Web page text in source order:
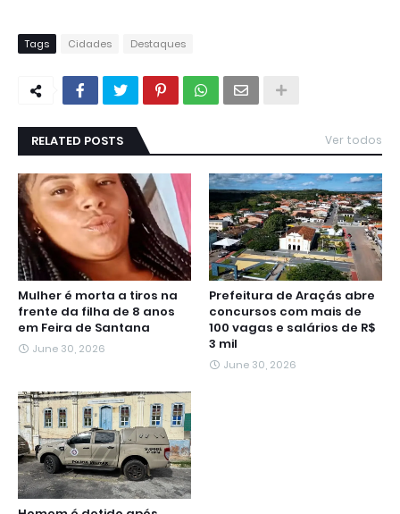
Tags Cidades Destaques
RELATED POSTS Ver todos
Mulher é morta a tiros na
frente da filha de 8 anos
em Feira de Santana
June 30, 2026
Prefeitura de Araçás abre
concursos com mais de
100 vagas e salários de R$
3 mil
June 30, 2026